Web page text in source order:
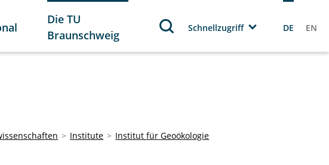
Die TU
Braunschweig
Schnellzugriff DE EN
Institute Institut für Geoökologie